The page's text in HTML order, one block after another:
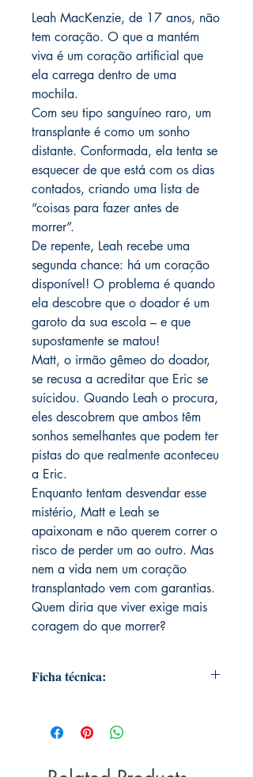
Leah MacKenzie, de 17 anos, não
tem coração. O que a mantém
viva é um coração artificial que
ela carrega dentro de uma
mochila.
Com seu tipo sanguíneo raro, um
transplante é como um sonho
distante. Conformada, ela tenta se
esquecer de que está com os dias
contados, criando uma lista de
“coisas para fazer antes de
morrer”.
De repente, Leah recebe uma
segunda chance: há um coração
disponível! O problema é quando
ela descobre que o doador é um
garoto da sua escola – e que
supostamente se matou!
Matt, o irmão gêmeo do doador,
se recusa a acreditar que Eric se
suicidou. Quando Leah o procura,
eles descobrem que ambos têm
sonhos semelhantes que podem ter
pistas do que realmente aconteceu
a Eric.
Enquanto tentam desvendar esse
mistério, Matt e Leah se
apaixonam e não querem correr o
risco de perder um ao outro. Mas
nem a vida nem um coração
transplantado vem com garantias.
Quem diria que viver exige mais
coragem do que morrer?
Ficha técnica:
outubro 2018)
Idioma ‏ : ‎ Português
ISBN-13 ‏ : ‎ 978-8555391217